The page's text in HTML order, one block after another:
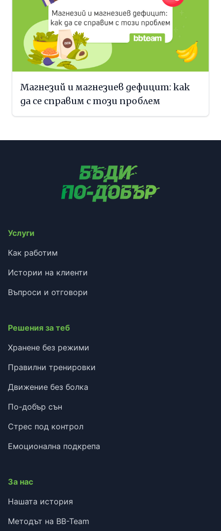
Магнезий и магнезиев дефицит: как
да се справим с този проблем
Услуги
Как работим
Истории на клиенти
Въпроси и отговори
Решения за теб
Хранене без режими
Правилни тренировки
Движение без болка
По-добър сън
Стрес под контрол
Емоционална подкрепа
За нас
Нашата история
Методът на BB-Team